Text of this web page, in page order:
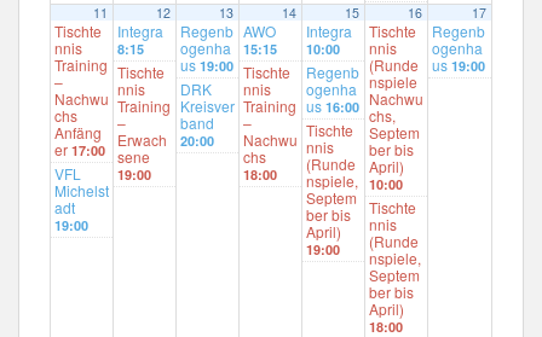
11
Tischte
nnis
Training
–
Nachwu
chs
Anfäng
er 17:00
VFL
Michelst
adt
19:00
12
Integra
8:15
Tischte
nnis
Training
–
Erwach
sene
19:00
13
Regenb
ogenha
us 19:00
DRK
Kreisver
band
20:00
14
AWO
15:15
Tischte
nnis
Training
–
Nachwu
chs
18:00
15
Integra
10:00
Regenb
ogenha
us 16:00
Tischte
nnis
(Runde
nspiele,
Septem
ber bis
April)
19:00
16
Tischte
nnis
(Runde
nspiele
Nachwu
chs,
Septem
ber bis
April)
10:00
Tischte
nnis
(Runde
nspiele,
Septem
ber bis
April)
18:00
17
Regenb
ogenha
us 19:00